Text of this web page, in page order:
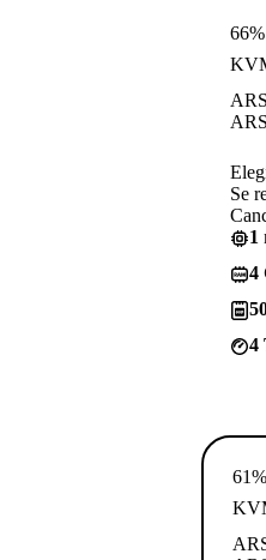
ARS
ARS
Se
1
4
4